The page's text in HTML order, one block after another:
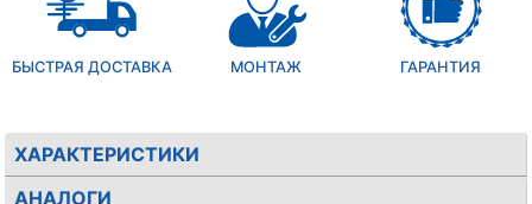
БЫСТРАЯ ДОСТАВКА МОНТАЖ ГАРАНТИЯ
ХАРАКТЕРИСТИКИ
АНАЛОГИ